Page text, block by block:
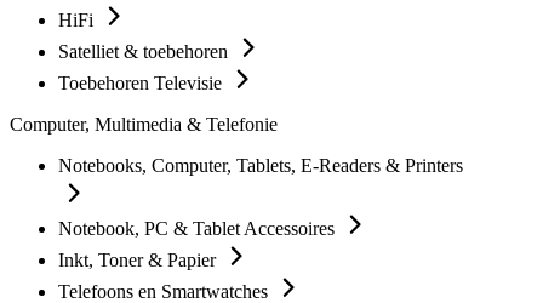
HiFi
Satelliet & toebehoren
Toebehoren Televisie
Computer, Multimedia & Telefonie
Notebooks, Computer, Tablets, E-Readers & Printers
Notebook, PC & Tablet Accessoires
Inkt, Toner & Papier
Telefoons en Smartwatches